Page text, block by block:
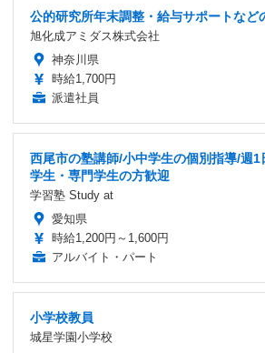
公的研究所年末調整・給与サポートなど
旭化成アミダス株式会社
神奈川県
時給1,700円
派遣社員
西尾市の塾講師/小中学生の個別指導/週
学生・専門学生の方歓迎
学習塾 Study at
愛知県
時給1,200円～1,600円
アルバイト・パート
小学校教員
城星学園小学校